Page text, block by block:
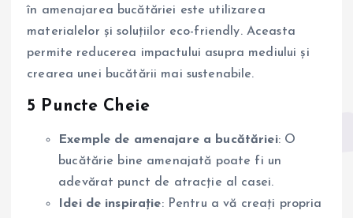
în amenajarea bucătăriei este utilizarea
materialelor și soluțiilor eco-friendly. Aceasta
permite reducerea impactului asupra mediului și
crearea unei bucătării mai sustenabile.
5 Puncte Cheie
Exemple de amenajare a bucătăriei: O
bucătărie bine amenajată poate fi un
adevărat punct de atracție al casei.
Idei de inspirație: Pentru a vă creați propria